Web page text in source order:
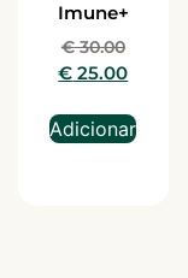
Imune+
€30.00
€ 25.00
Adicionar